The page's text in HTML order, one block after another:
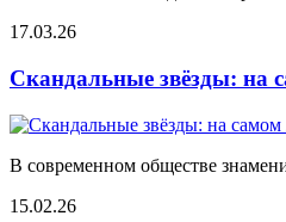
17.03.26
Скандальные звёзды: на
В современном обществе
15.02.26